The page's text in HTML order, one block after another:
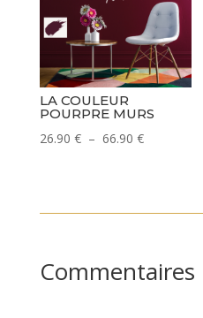
66.90 €
LA COULEUR
POURPRE MURS
26.90 € – 66.90 €Plage
Commentaires